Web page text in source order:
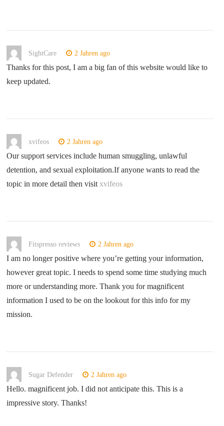
SightCare 2 Jahren ago
Thanks for this post, I am a big fan of this website would like to
keep updated.
xvifeos 2 Jahren ago
Our support services include human smuggling, unlawful
detention, and sexual exploitation.If anyone wants to read the
topic in more detail then visit xvifeos
Fitspresso reviews 2 Jahren ago
I am no longer positive where you’re getting your information,
however great topic. I needs to spend some time studying much
more or understanding more. Thank you for magnificent
information I used to be on the lookout for this info for my
mission.
Sugar Defender 2 Jahren ago
Hello. magnificent job. I did not anticipate this. This is a
impressive story. Thanks!